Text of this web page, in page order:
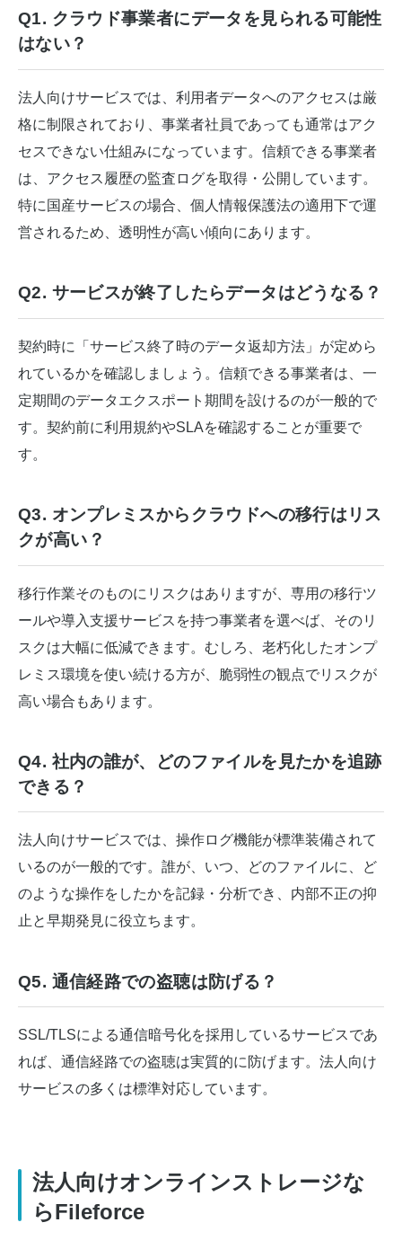
Q1. クラウド事業者にデータを見られる可能性
はない？
法人向けサービスでは、利用者データへのアクセスは厳
格に制限されており、事業者社員であっても通常はアク
セスできない仕組みになっています。信頼できる事業者
は、アクセス履歴の監査ログを取得・公開しています。
特に国産サービスの場合、個人情報保護法の適用下で運
営されるため、透明性が高い傾向にあります。
Q2. サービスが終了したらデータはどうなる？
契約時に「サービス終了時のデータ返却方法」が定めら
れているかを確認しましょう。信頼できる事業者は、一
定期間のデータエクスポート期間を設けるのが一般的で
す。契約前に利用規約やSLAを確認することが重要で
す。
Q3. オンプレミスからクラウドへの移行はリス
クが高い？
移行作業そのものにリスクはありますが、専用の移行ツ
ールや導入支援サービスを持つ事業者を選べば、そのリ
スクは大幅に低減できます。むしろ、老朽化したオンプ
レミス環境を使い続ける方が、脆弱性の観点でリスクが
高い場合もあります。
Q4. 社内の誰が、どのファイルを見たかを追跡
できる？
法人向けサービスでは、操作ログ機能が標準装備されて
いるのが一般的です。誰が、いつ、どのファイルに、ど
のような操作をしたかを記録・分析でき、内部不正の抑
止と早期発見に役立ちます。
Q5. 通信経路での盗聴は防げる？
SSL/TLSによる通信暗号化を採用しているサービスであ
れば、通信経路での盗聴は実質的に防げます。法人向け
サービスの多くは標準対応しています。
法人向けオンラインストレージな
らFileforce